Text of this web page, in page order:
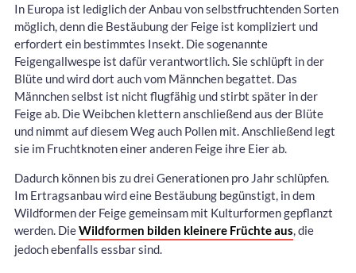
In Europa ist lediglich der Anbau von selbstfruchtenden Sorten
möglich, denn die Bestäubung der Feige ist kompliziert und
erfordert ein bestimmtes Insekt. Die sogenannte
Feigengallwespe ist dafür verantwortlich. Sie schlüpft in der
Blüte und wird dort auch vom Männchen begattet. Das
Männchen selbst ist nicht flugfähig und stirbt später in der
Feige ab. Die Weibchen klettern anschließend aus der Blüte
und nimmt auf diesem Weg auch Pollen mit. Anschließend legt
sie im Fruchtknoten einer anderen Feige ihre Eier ab.
Dadurch können bis zu drei Generationen pro Jahr schlüpfen.
Im Ertragsanbau wird eine Bestäubung begünstigt, in dem
Wildformen der Feige gemeinsam mit Kulturformen gepflanzt
werden. DieWildformen bilden kleinere Früchte aus , die
jedoch ebenfalls essbar sind.